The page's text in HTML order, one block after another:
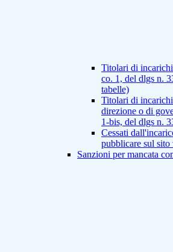
Titolari di
co. 1, del dlgs n.
tabelle)
Titolari di
direzione o di
1-bis, del dlgs n.
Cessati
pubblicare sul sito
Sanzioni per mancata